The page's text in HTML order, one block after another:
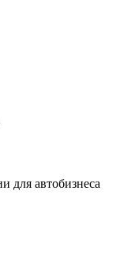
для автобизнеса